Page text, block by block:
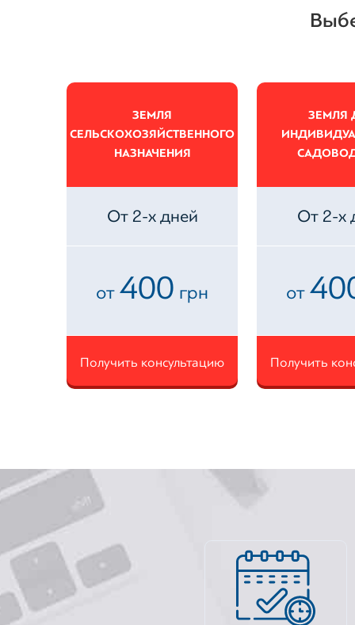
ЗЕМЛЯ
СЕЛЬСКОХОЗЯЙСТВЕННОГО
НАЗНАЧЕНИЯ
От 2-х дней
от 400 грн
Получить консультацию
ЗЕМЛЯ
От 2-х
от
Получить